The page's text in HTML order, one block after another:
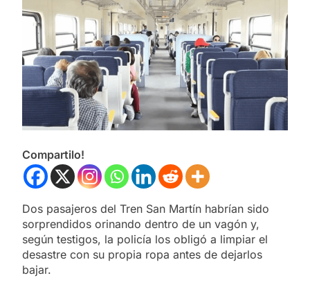
Compartilo!
Dos pasajeros del Tren San Martín habrían sido
sorprendidos orinando dentro de un vagón y,
según testigos, la policía los obligó a limpiar el
desastre con su propia ropa antes de dejarlos
bajar.